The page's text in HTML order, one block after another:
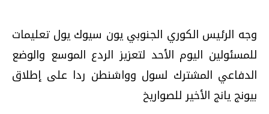
وجه الرئيس الكوري الجنوبي يون سيوك يول تعليمات
للمسئولين اليوم الأحد لتعزيز الردع الموسع والوضع
الدفاعي المشترك لسول وواشنطن ردا على إطلاق
بيونج يانج الأخير للصواريخ